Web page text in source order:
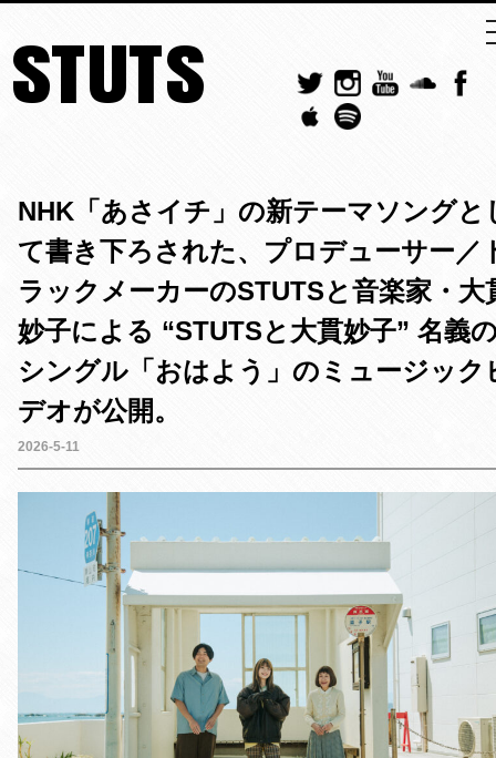
STUTS
NHK「あさイチ」の新テーマソングと
て書き下ろされた、プロデューサー／
ラックメーカーのSTUTSと音楽家・大
妙子による “STUTSと大貫妙子” 名義
シングル「おはよう」のミュージック
デオが公開。
2026-5-11